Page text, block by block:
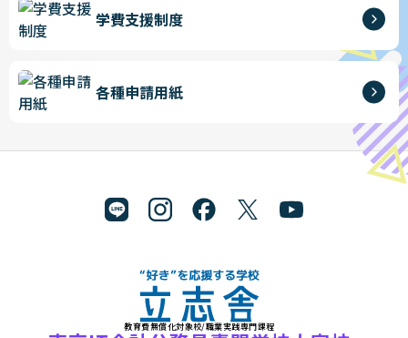
学費支援制度
各種申請用紙
"好き"を応援する学校 立志舎
教育費無償化対象校/職業実践専門課程